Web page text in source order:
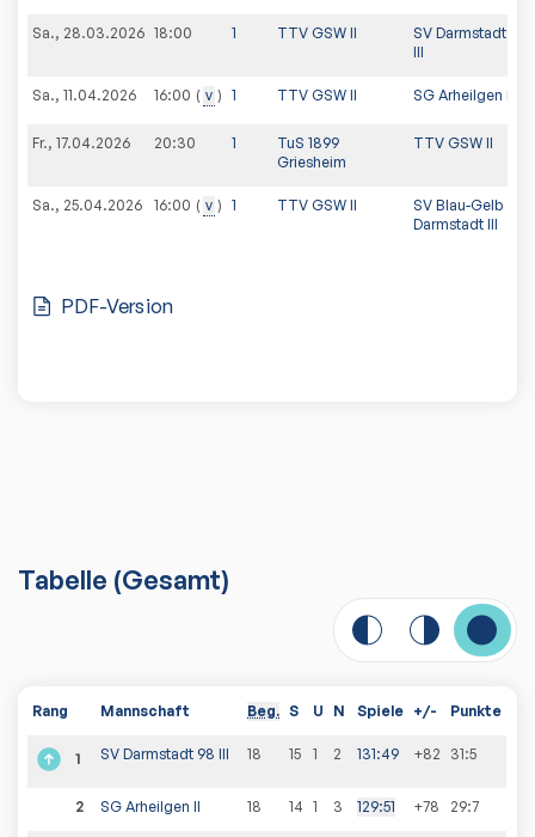
Sa., 28.03.2026 18:00 1 TTV GSW II
SV Darmstadt 98
III
Sa., 11.04.2026 16:00 v 1 TTV GSW II SG Arheilgen II
Fr., 17.04.2026 20:30 1
TuS 1899
Griesheim
TTV GSW II
Sa., 25.04.2026 16:00 v 1 TTV GSW II
SV Blau-Gelb
Darmstadt III
PDF-Version
Tabelle (Gesamt)
Rang Mannschaft Beg. S U N Spiele +/- Punkte
1 SV Darmstadt 98 III 18 15 1 2 131:49 +82 31:5
2 SG Arheilgen II 18 14 1 3 129:51 +78 29:7